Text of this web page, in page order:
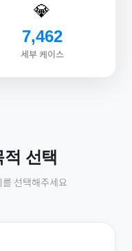
💎
7,462
세부 케이스
선택
선택해주세요